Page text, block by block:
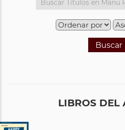
Buscar
LIBROS DEL